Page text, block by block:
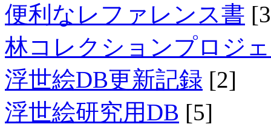
便利なレファレンス書
林コレクションプロジ
浮世絵DB更新記録 [2]
浮世絵研究用DB [5]